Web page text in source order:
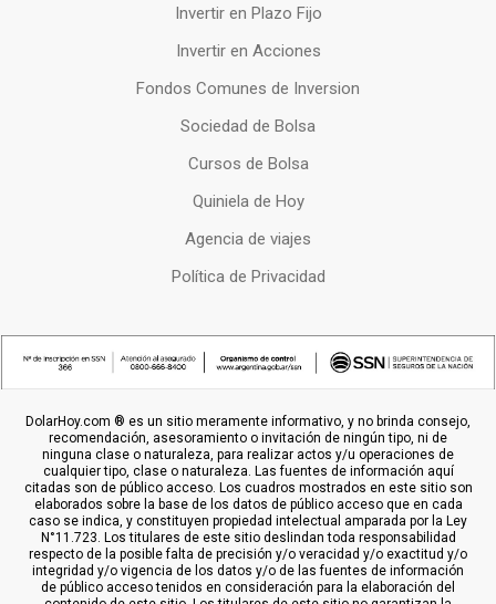
Invertir en Plazo Fijo
Invertir en Acciones
Fondos Comunes de Inversion
Sociedad de Bolsa
Cursos de Bolsa
Quiniela de Hoy
Agencia de viajes
Política de Privacidad
DolarHoy.com ® es un sitio meramente informativo, y no brinda consejo,
recomendación, asesoramiento o invitación de ningún tipo, ni de
ninguna clase o naturaleza, para realizar actos y/u operaciones de
cualquier tipo, clase o naturaleza. Las fuentes de información aquí
citadas son de público acceso. Los cuadros mostrados en este sitio son
elaborados sobre la base de los datos de público acceso que en cada
caso se indica, y constituyen propiedad intelectual amparada por la Ley
N°11.723. Los titulares de este sitio deslindan toda responsabilidad
respecto de la posible falta de precisión y/o veracidad y/o exactitud y/o
integridad y/o vigencia de los datos y/o de las fuentes de información
de público acceso tenidos en consideración para la elaboración del